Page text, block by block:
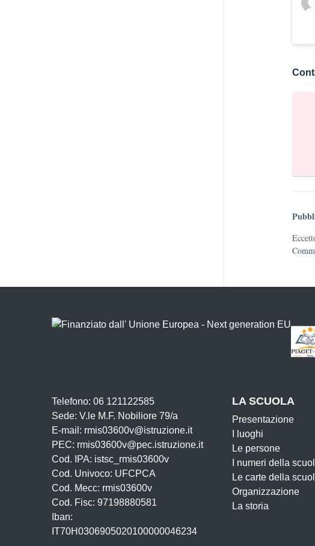
Telefono: 06 121122585
Sede: V.le M.F. Nobiliore 79/a
E-mail: rmis03600v@istruzione.it
PEC: rmis03600v@pec.istruzione.it
Cod. IPA: istsc_rmis03600v
Cod. Univoco: UFCPCA
Cod. Mecc: rmis03600v
Cod. Fisc: 97198880581
Iban:
IT70H0306905020100000046234
LA SCUOLA
Presentazione
I luoghi
Le persone
I numeri della
Le carte della
Organizzazione
La storia